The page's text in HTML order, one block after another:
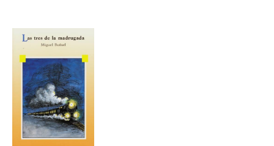
Bildergalerie überspringen